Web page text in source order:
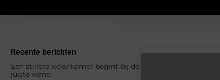
Recente berichten
Een stillere woonkamer begint bij de
juiste wand